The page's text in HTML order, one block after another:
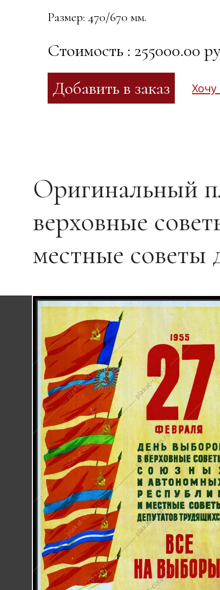
Размер: 470/670 мм.
Стоимость : 255000.00
Хочу
Оригинальный
верховные
местные советы